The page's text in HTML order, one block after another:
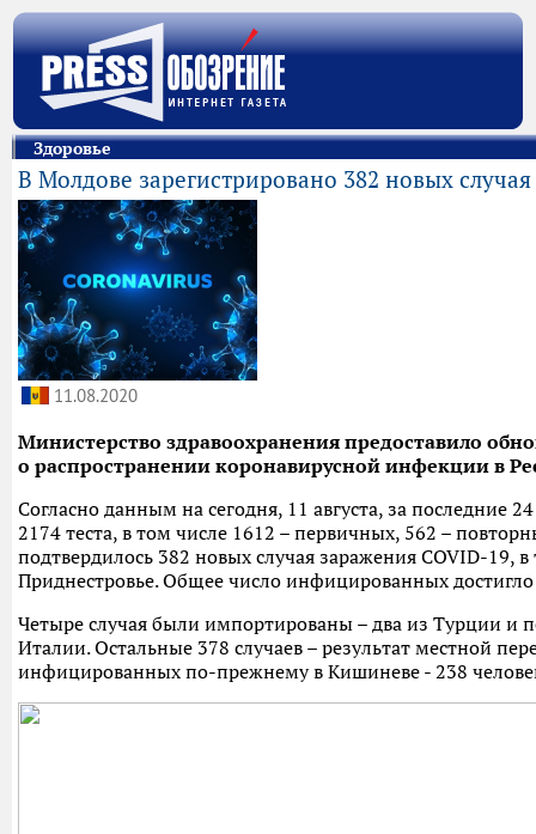
Здоровье
В Молдове зарегистрировано 382 новых
11.08.2020
Министерство здравоохранения предоставило
о распространении коронавирусной инфекции в
Согласно данным на сегодня, 11 августа, за последние
2174 теста, в том числе 1612 – первичных, 562 –
подтвердилось 382 новых случая заражения COVID-19, в
Приднестровье. Общее число инфицированных
Четыре случая были импортированы – два из Турции и
Италии. Остальные 378 случаев – результат местной
инфицированных по-прежнему в Кишиневе - 238